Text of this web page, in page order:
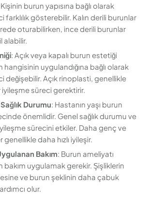
Kişinin burun yapısına bağlı olarak
farklılık gösterebilir. Kalın derili burunlar
oturabilirken, ince derili burunlar
alabilir.
: Açık veya kapalı burun estetiği
uygulandığına bağlı olarak
değişebilir. Açık rinoplasti, genellikle
süreci gerektirir.
Durumu: Hastanın yaşı burun
önemlidir. Genel sağlık durumu ve
sürecini etkiler. Daha genç ve
genellikle daha hızlı iyileşir.
Bakım: Burun ameliyatı
bakım uygulamak gerekir. Şişliklerin
ve burun şeklinin daha çabuk
olur.